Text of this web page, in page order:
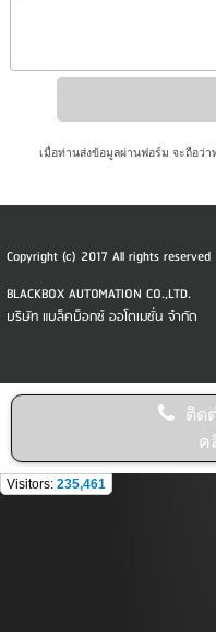
เมื่อท่านส่งข้อมูลผ่านฟอร์ม จะถือว่
Copyright (c) 2017 All rights reserved
BLACKBOX AUTOMATION CO.,LTD.
บริษัท แบล็คบ็อกซ์ ออโตเมชั่น จำกัด
ติด
ค
Visitors: 235,461